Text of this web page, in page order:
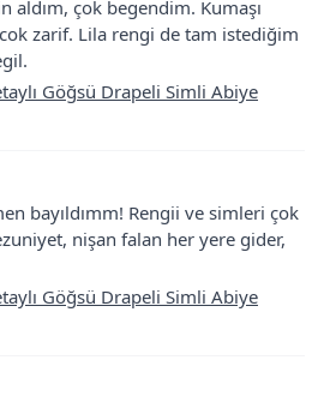
aldım, çok begendim. Kumaşı
zarif. Lila rengi de tam istediğim
Göğsü Drapeli Simli Abiye
bayıldımm! Rengii ve simleri çok
nişan falan her yere gider,
Göğsü Drapeli Simli Abiye